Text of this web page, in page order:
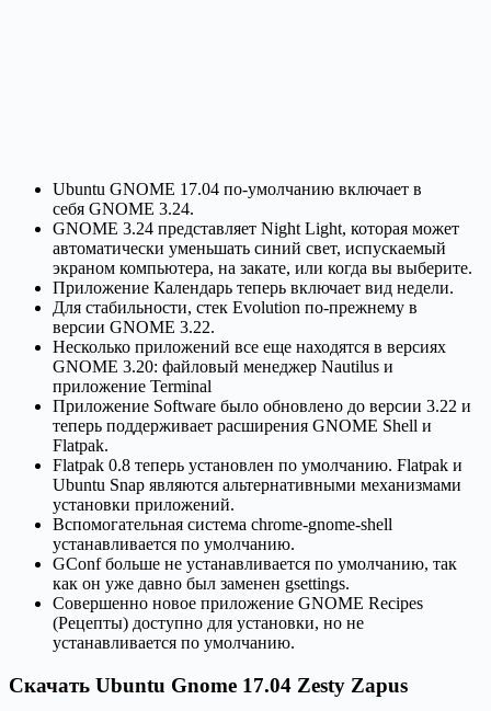
Ubuntu GNOME 17.04 по-умолчанию включает в
себя GNOME 3.24.
GNOME 3.24 представляет Night Light, которая может
автоматически уменьшать синий свет, испускаемый
экраном компьютера, на закате, или когда вы выберите.
Приложение Календарь теперь включает вид недели.
Для стабильности, стек Evolution по-прежнему в
версии GNOME 3.22.
Несколько приложений все еще находятся в версиях
GNOME 3.20: файловый менеджер Nautilus и
приложение Terminal
Приложение Software было обновлено до версии 3.22 и
теперь поддерживает расширения GNOME Shell и
Flatpak.
Flatpak 0.8 теперь установлен по умолчанию. Flatpak и
Ubuntu Snap являются альтернативными механизмами
установки приложений.
Вспомогательная система chrome-gnome-shell
устанавливается по умолчанию.
GConf больше не устанавливается по умолчанию, так
как он уже давно был заменен gsettings.
Совершенно новое приложение GNOME Recipes
(Рецепты) доступно для установки, но не
устанавливается по умолчанию.
Скачать Ubuntu Gnome 17.04 Zesty Zapus